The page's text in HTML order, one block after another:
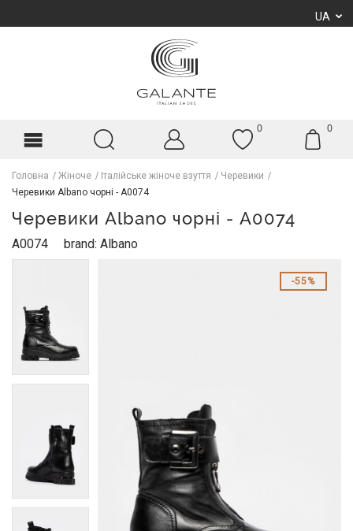
UA
0 0
Головна Жіноче Італійське жіноче взуття
Черевики
Черевики Albano чорні - A0074
Черевики Albano чорні - A0074
A0074 brand: Albano
55%